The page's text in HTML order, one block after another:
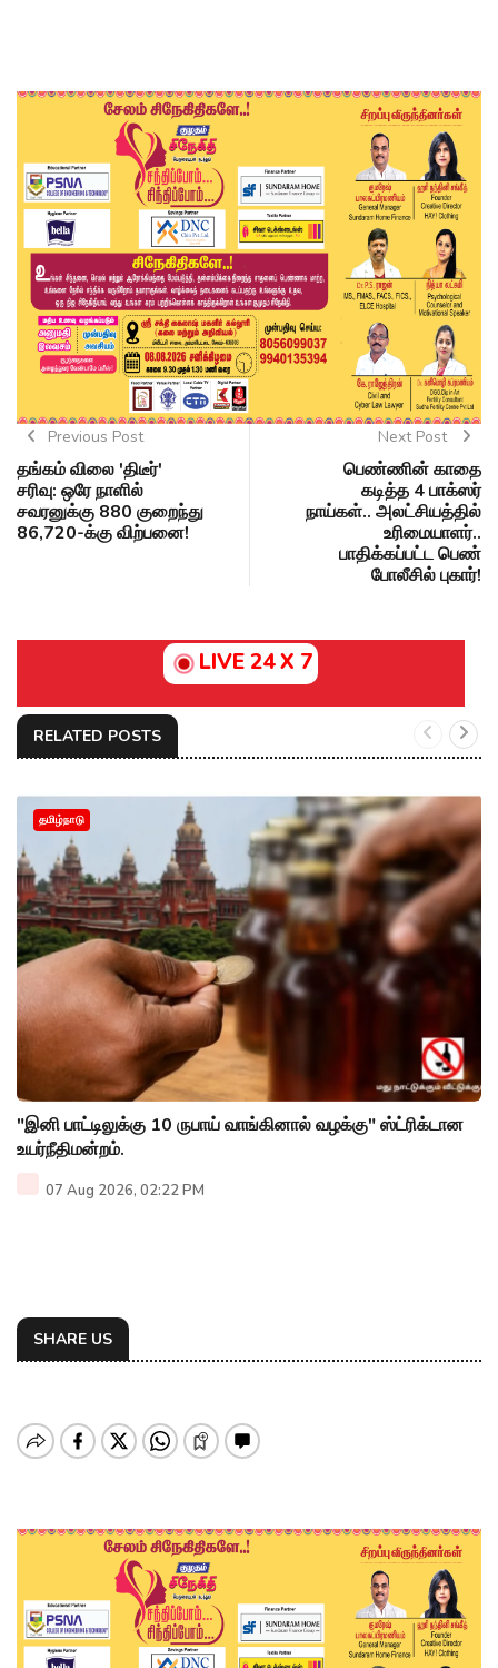
Previous Post
தங்கம் விலை 'திடீர்'
சரிவு: ஒரே நாளில்
சவரனுக்கு ₹880 குறைந்து
₹86,720-க்கு விற்பனை!
Next Post
பெண்ணின் காதை
கடித்த 4 பாக்ஸர்
நாய்கள்.. அலட்சியத்தில்
உரிமையாளர்..
பாதிக்கப்பட்ட பெண்
போலீசில் புகார்!
LIVE 24 X 7
RELATED POSTS
தமிழ்நாடு
"இனி பாட்டிலுக்கு 10 ருபாய் வாங்கினால் வழக்கு" ஸ்ட்ரிக்டான
உயர்நீதிமன்றம்.
07 Aug 2026, 02:22 PM
SHARE US